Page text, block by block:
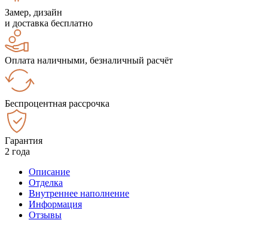
Замер, дизайн
и доставка бесплатно
Оплата наличными, безналичный расчёт
Беспроцентная рассрочка
Гарантия
2 года
Описание
Отделка
Внутреннее наполнение
Информация
Отзывы